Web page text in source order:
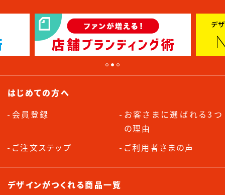
はじめての方へ
会員登録
お客さまに選ばれる3つ
の理由
ご注文ステップ
ご利用者さまの声
デザインがつくれる商品一覧